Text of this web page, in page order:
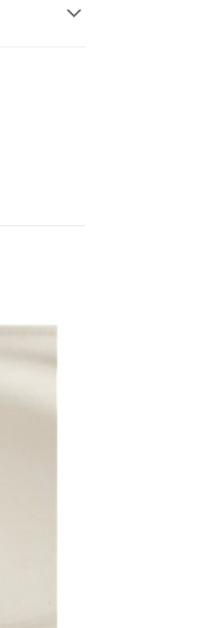
若有關於
先享後
home
務完成之
付款項請